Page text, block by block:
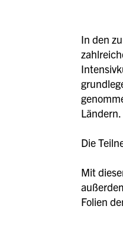
In den
Ländern.
Die
Mit
Folien